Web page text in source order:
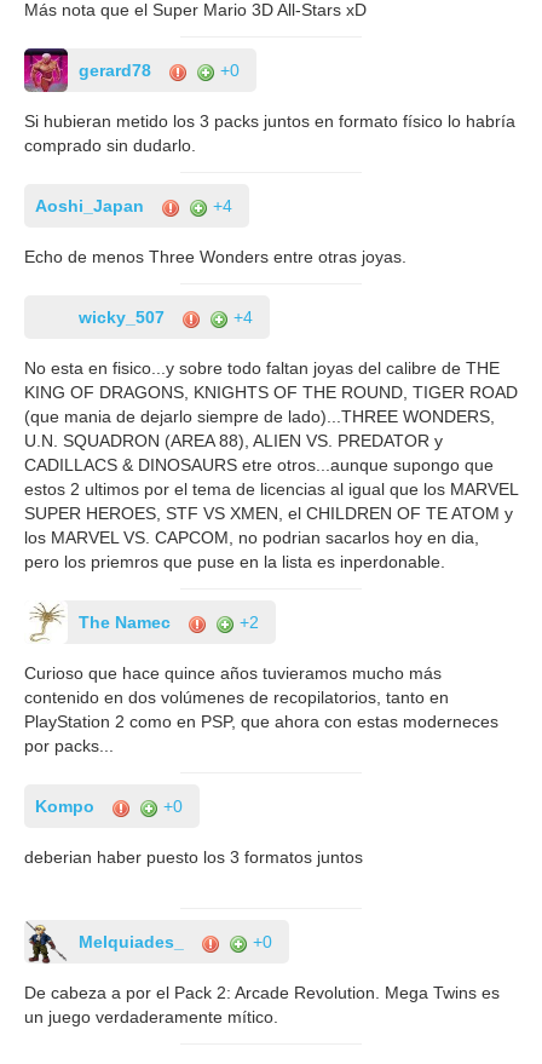
Más nota que el Super Mario 3D All-Stars xD
gerard78 +0
Si hubieran metido los 3 packs juntos en formato físico lo habría
comprado sin dudarlo.
Aoshi_Japan +4
Echo de menos Three Wonders entre otras joyas.
wicky_507 +4
No esta en fisico...y sobre todo faltan joyas del calibre de THE
KING OF DRAGONS, KNIGHTS OF THE ROUND, TIGER ROAD
(que mania de dejarlo siempre de lado)...THREE WONDERS,
U.N. SQUADRON (AREA 88), ALIEN VS. PREDATOR y
CADILLACS & DINOSAURS etre otros...aunque supongo que
estos 2 ultimos por el tema de licencias al igual que los MARVEL
SUPER HEROES, STF VS XMEN, el CHILDREN OF TE ATOM y
los MARVEL VS. CAPCOM, no podrian sacarlos hoy en dia,
pero los priemros que puse en la lista es inperdonable.
The Namec +2
Curioso que hace quince años tuvieramos mucho más
contenido en dos volúmenes de recopilatorios, tanto en
PlayStation 2 como en PSP, que ahora con estas moderneces
por packs...
Kompo +0
deberian haber puesto los 3 formatos juntos
Melquiades_ +0
De cabeza a por el Pack 2: Arcade Revolution. Mega Twins es
un juego verdaderamente mítico.